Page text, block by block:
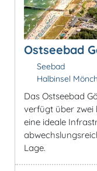
Ostseebad
Seebad
Halbinsel
Das Ostseebad
verfügt über zwei
eine ideale
Lage.